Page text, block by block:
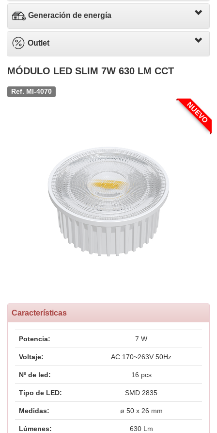
Generación de energía
Outlet
MÓDULO LED SLIM 7W 630 LM CCT
Ref. MI-4070
NUEVO
Características
Potencia: 7 W
Voltaje: AC 170~263V 50Hz
Nº de led: 16 pcs
Tipo de LED: SMD 2835
Medidas: ø 50 x 26 mm
Lúmenes: 630 Lm